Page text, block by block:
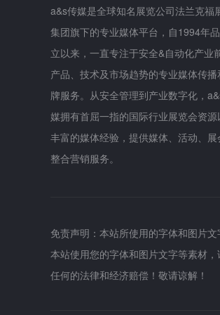
a&s传媒是全球知名展览公司法兰克福
集团旗下的专业媒体平台，自1994年
立以来，一直专注于安全&自动化产业
产品、技术及市场趋势的专业媒体传播
牌服务。从安全管理到产业数字化，
媒拥有首屈一指的国际行业展览会资源
丰富的媒体经验，提供媒体、活动、展
整合营销服务。
免责声明：本站所使用的字体和图片
本站使用您的字体和图片文字等素材
任何的法律和经济赔偿！敬请谅解！